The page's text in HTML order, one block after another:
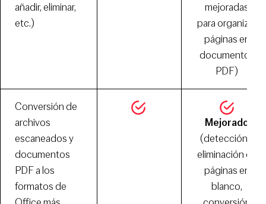
añadir, eliminar,
etc.)
mejoradas
para organizar
páginas en
documentos
PDF)
Conversión de
archivos
escaneados y
documentos
PDF a los
formatos de
Mejorado
(detección y
eliminación de
páginas en
blanco,